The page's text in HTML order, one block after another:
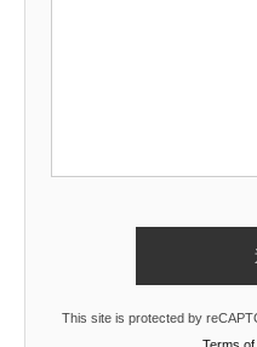
This site is protected by